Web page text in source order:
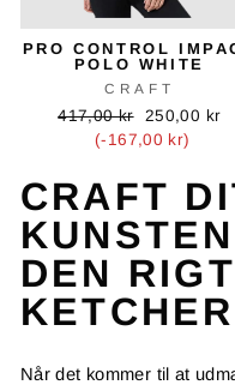
PRO CONTROL
POLO WHITE
CRAFT
Oprindelig
417,00 kr Tilbudspris
250,00 kr
(-167,00 kr)
CRAFT
DEN
KETCHER
Når det kommer til at